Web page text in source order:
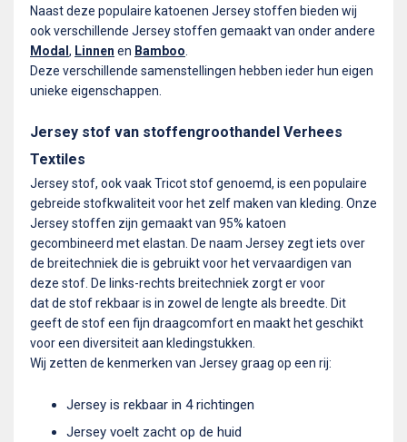
Naast deze populaire katoenen Jersey stoffen bieden wij
ook verschillende Jersey stoffen gemaakt van onder andere
Modal , Linnen en Bamboo.
Deze verschillende samenstellingen hebben ieder hun eigen
unieke eigenschappen.
Jersey stof van stoffengroothandel Verhees
Textiles
Jersey stof, ook vaak Tricot stof genoemd, is een populaire
gebreide stofkwaliteit voor het zelf maken van kleding. Onze
Jersey stoffen zijn gemaakt van 95% katoen
gecombineerd met elastan. De naam Jersey zegt iets over
de breitechniek die is gebruikt voor het vervaardigen van
deze stof. De links-rechts breitechniek zorgt er voor
dat de stof rekbaar is in zowel de lengte als breedte. Dit
geeft de stof een fijn draagcomfort en maakt het geschikt
voor een diversiteit aan kledingstukken.
Wij zetten de kenmerken van Jersey graag op een rij:
Jersey is rekbaar in 4 richtingen
Jersey voelt zacht op de huid